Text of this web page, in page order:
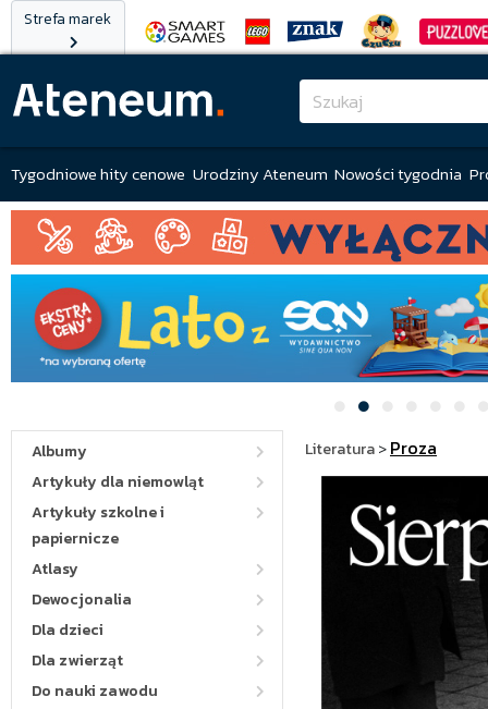
Strefa marek
Tygodniowe hity cenowe Urodziny Ateneum Nowości tygodnia
Albumy
Artykuły dla niemowląt
Artykuły szkolne i
papiernicze
Atlasy
Dewocjonalia
Dla dzieci
Dla zwierząt
Do nauki zawodu
Literatura>Proza